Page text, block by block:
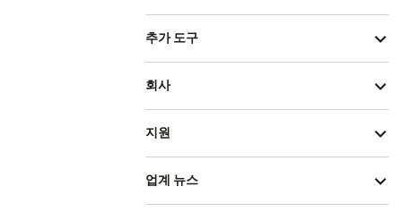
추가 도구
회사
지원
업계 뉴스